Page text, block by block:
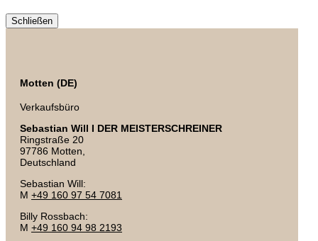
Schließen
Motten (DE)
Verkaufsbüro
Sebastian Will I DER MEISTERSCHREINER
Ringstraße 20
97786 Motten,
Deutschland
Sebastian Will:
M +49 160 97 54 7081
Billy Rossbach:
M +49 160 94 98 2193